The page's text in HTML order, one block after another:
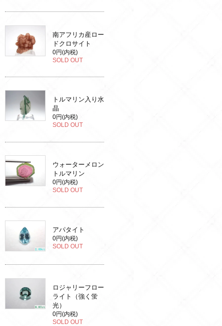
南アフリカ産ロー
ドクロサイト
0円(内税)
SOLD OUT
トルマリン入り水
晶
0円(内税)
SOLD OUT
ウォーターメロン
トルマリン
0円(内税)
SOLD OUT
アパタイト
0円(内税)
SOLD OUT
ロジャリーフロー
ライト（強く蛍
光）
0円(内税)
SOLD OUT